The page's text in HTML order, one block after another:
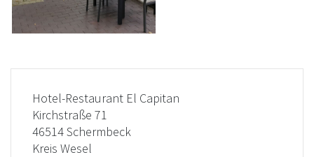
Hotel-Restaurant El Capitan
Kirchstraße 71
46514 Schermbeck
Kreis Wesel